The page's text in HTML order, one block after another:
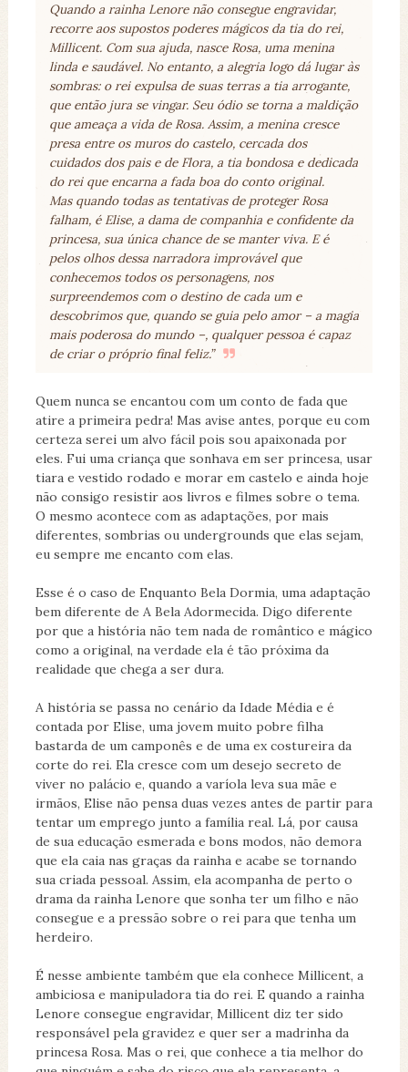
Quando a rainha Lenore não consegue engravidar,
recorre aos supostos poderes mágicos da tia do rei,
Millicent. Com sua ajuda, nasce Rosa, uma menina
linda e saudável. No entanto, a alegria logo dá lugar às
sombras: o rei expulsa de suas terras a tia arrogante,
que então jura se vingar. Seu ódio se torna a maldição
que ameaça a vida de Rosa. Assim, a menina cresce
presa entre os muros do castelo, cercada dos
cuidados dos pais e de Flora, a tia bondosa e dedicada
do rei que encarna a fada boa do conto original.
Mas quando todas as tentativas de proteger Rosa
falham, é Elise, a dama de companhia e confidente da
princesa, sua única chance de se manter viva. E é
pelos olhos dessa narradora improvável que
conhecemos todos os personagens, nos
surpreendemos com o destino de cada um e
descobrimos que, quando se guia pelo amor – a magia
mais poderosa do mundo –, qualquer pessoa é capaz
de criar o próprio final feliz.”
Quem nunca se encantou com um conto de fada que
atire a primeira pedra! Mas avise antes, porque eu com
certeza serei um alvo fácil pois sou apaixonada por
eles. Fui uma criança que sonhava em ser princesa, usar
tiara e vestido rodado e morar em castelo e ainda hoje
não consigo resistir aos livros e filmes sobre o tema.
O mesmo acontece com as adaptações, por mais
diferentes, sombrias ou undergrounds que elas sejam,
eu sempre me encanto com elas.
Esse é o caso de Enquanto Bela Dormia, uma adaptação
bem diferente de A Bela Adormecida. Digo diferente
por que a história não tem nada de romântico e mágico
como a original, na verdade ela é tão próxima da
realidade que chega a ser dura.
A história se passa no cenário da Idade Média e é
contada por Elise, uma jovem muito pobre filha
bastarda de um camponês e de uma ex costureira da
corte do rei. Ela cresce com um desejo secreto de
viver no palácio e, quando a varíola leva sua mãe e
irmãos, Elise não pensa duas vezes antes de partir para
tentar um emprego junto a família real. Lá, por causa
de sua educação esmerada e bons modos, não demora
que ela caia nas graças da rainha e acabe se tornando
sua criada pessoal. Assim, ela acompanha de perto o
drama da rainha Lenore que sonha ter um filho e não
consegue e a pressão sobre o rei para que tenha um
herdeiro.
É nesse ambiente também que ela conhece Millicent, a
ambiciosa e manipuladora tia do rei. E quando a rainha
Lenore consegue engravidar, Millicent diz ter sido
responsável pela gravidez e quer ser a madrinha da
princesa Rosa. Mas o rei, que conhece a tia melhor do